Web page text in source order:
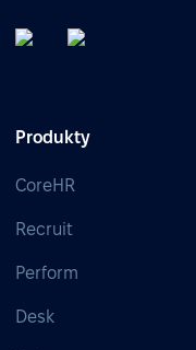
Produkty
CoreHR
Recruit
Perform
Desk